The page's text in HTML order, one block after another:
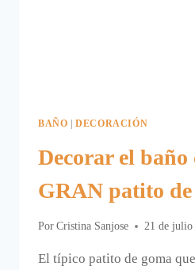
BAÑO |DECORACIÓN
Decorar el baño
GRAN patito
Por Cristina Sanjose 21 de julio
El típico patito de goma